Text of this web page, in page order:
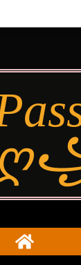
Home